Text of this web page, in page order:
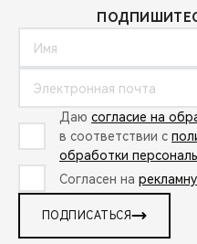
Даю согласие на
в соответствии с
обработки
Согласен на
ПОДПИСАТЬСЯ